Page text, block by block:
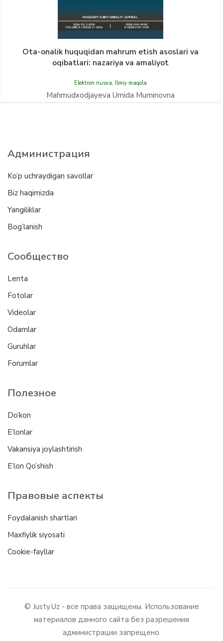
Ota-onalik huquqidan mahrum etish asoslari va
oqibatlari: nazariya va amaliyot
Elektron nusxa, Ilmiy maqola
Mahmudxodjayeva Umida Muminovna
Администрация
Ko’p uchraydigan savollar
Biz haqimizda
Yangiliklar
Bog’lanish
Сообщество
Lenta
Fotolar
Videolar
Odamlar
Guruhlar
Forumlar
Полезное
Do’kon
E’lonlar
Vakansiya joylashtirish
E’lon Qo’shish
Правовые аспекты
Foydalanish shartlari
Maxfiylik siyosati
Cookie-fayllar
© Justy.Uz - все права защищены. Использование
материалов данного сайта без разрешения
администрации запрещено.